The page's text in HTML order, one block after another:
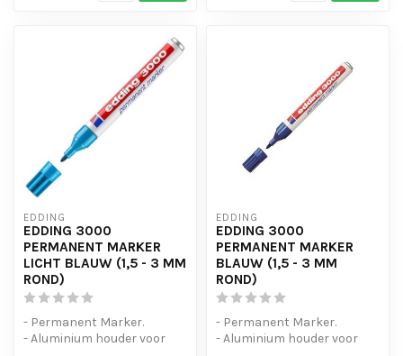
EDDING
EDDING 3000
PERMANENT MARKER
LICHT BLAUW (1,5 - 3 MM
ROND)
- Permanent Marker.
- Aluminium houder voor
EDDING
EDDING 3000
PERMANENT MARKER
BLAUW (1,5 - 3 MM
ROND)
- Permanent Marker.
- Aluminium houder voor